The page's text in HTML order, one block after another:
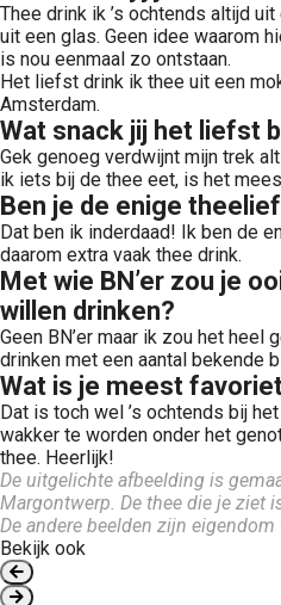
Thee drink ik ’s ochtends altijd
uit een glas. Geen idee waarom
is nou eenmaal zo ontstaan.
Het liefst drink ik thee uit een
Amsterdam.
Wat snack jij het liefst
Gek genoeg verdwijnt mijn trek
ik iets bij de thee eet, is het
Ben je de enige
Dat ben ik inderdaad! Ik ben de
daarom extra vaak thee drink.
Met wie BN’er zou je
willen drinken?
Geen BN’er maar ik zou het
drinken met een aantal bekende
Wat is je meest
Dat is toch wel ’s ochtends bij
wakker te worden onder het
thee. Heerlijk!
De uitgelichte afbeelding is
Margontwerp. De thee die je ziet
De andere beelden zijn
Bekijk ook